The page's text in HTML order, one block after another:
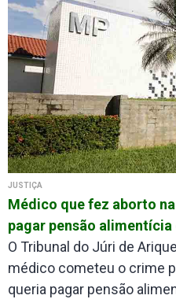
JUSTIÇA
Médico que fez aborto
pagar pensão alimentícia
O Tribunal do Júri de
médico cometeu o crime
queria pagar pensão